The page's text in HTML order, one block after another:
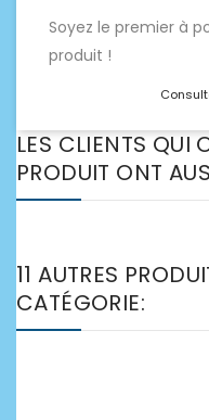
Soyez le premier à
produit !
LES CLIENTS QUI
PRODUIT ONT
11 AUTRES
CATÉGORIE: